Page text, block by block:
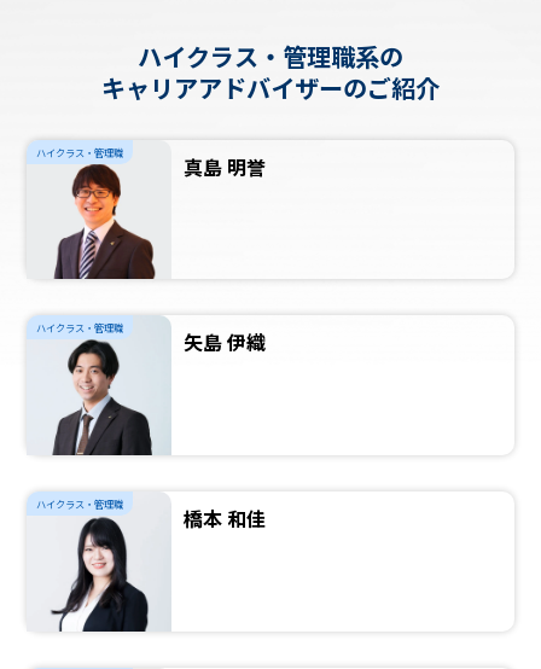
ハイクラス・管理職系の
キャリアアドバイザーのご紹介
ハイクラス・管理職 真島 明誉
ハイクラス・管理職 矢島 伊織
ハイクラス・管理職 橋本 和佳